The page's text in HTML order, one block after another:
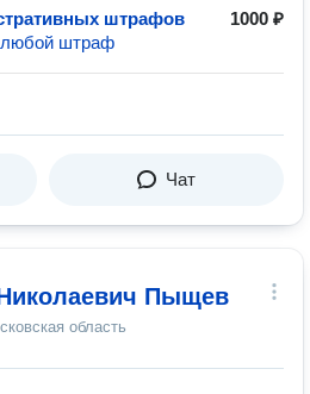
штрафов
1000 ₽
любой штраф
Чат
Пыщев
область